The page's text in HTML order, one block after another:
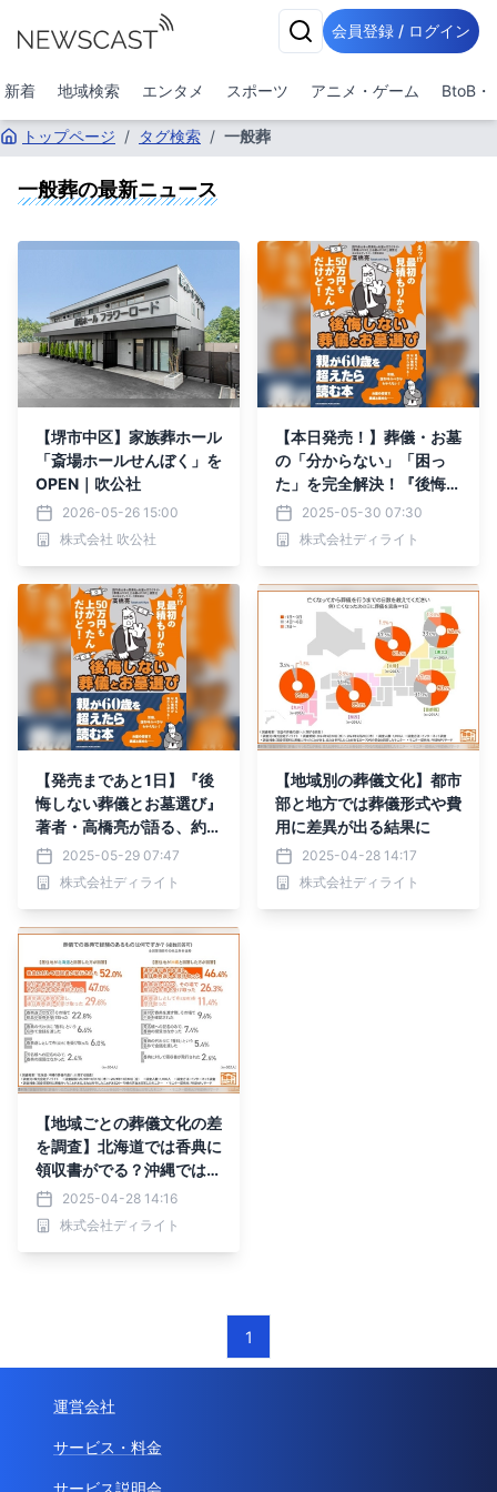
会員登録 / ログイン
新着 地域検索 エンタメ スポーツ アニメ・ゲーム BtoB・
トップページ / タグ検索 / 一般葬
一般葬の最新ニュース
【堺市中区】家族葬ホール
「斎場ホールせんぼく」を
OPEN｜吹公社
2026-05-26 15:00
株式会社 吹公社
【本日発売！】葬儀・お墓
の「分からない」「困っ
た」を完全解決！『後悔し
ない葬儀とお墓選び』で、
あなたと家族の“もしも”に
備える
2025-05-30 07:30
株式会社ディライト
【発売まであと1日】『後
悔しない葬儀とお墓選び』
著者・高橋亮が語る、約3
0年の業界経験で培った知
見と想い「情報格差のな
い、誰もが納得できるお別
日発売！
2025-05-29 07:47
株式会社ディライト
【地域別の葬儀文化】都市
部と地方では葬儀形式や費
用に差異が出る結果に
2025-04-28 14:17
株式会社ディライト
【地域ごとの葬儀文化の差
を調査】北海道では香典に
領収書がでる？沖縄では喪
服を着ない
2025-04-28 14:16
株式会社ディライト
1
運営会社
サービス・料金
サービス説明会